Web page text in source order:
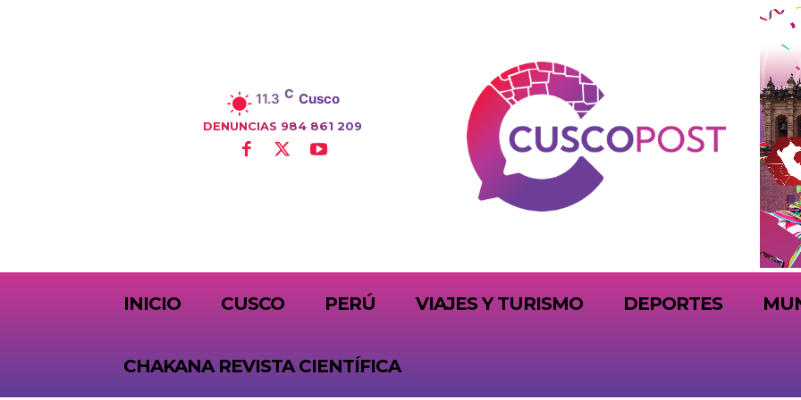
11.3 C Cusco
DENUNCIAS 984 861 209
INICIO CUSCO PERÚ VIAJES Y TURISMO DEPORTES
CHAKANA REVISTA CIENTÍFICA